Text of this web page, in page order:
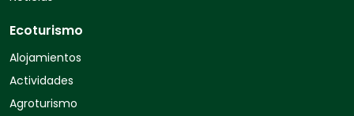
Ecoturismo
Alojamientos
Actividades
Agroturismo